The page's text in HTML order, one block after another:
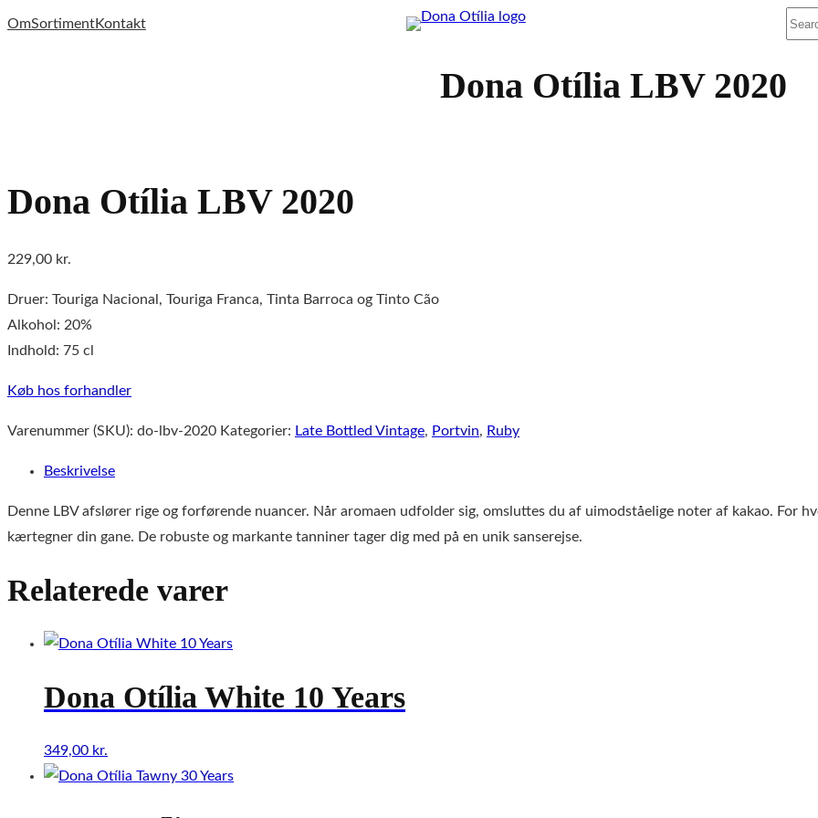
Spring
OmSortimentKontakt
Dona Otília LBV 2020
Dona Otília LBV 2020
229,00 kr.
Druer: Touriga Nacional, Touriga Franca, Tinta Barroca og Tinto Cão
Alkohol: 20%
Indhold: 75 cl
Køb hos forhandler
Varenummer (SKU): do-lbv-2020 Kategorier: Late Bottled Vintage, Portvin, Ruby
Beskrivelse
Denne LBV afslører rige og forførende nuancer. Når aromaen udfolder sig, omsluttes du af uimodståelige noter af kakao. For
kærtegner din gane. De robuste og markante tanniner tager dig med på en unik sanserejse.
Relaterede varer
Dona Otília White 10 Years
349,00 kr.